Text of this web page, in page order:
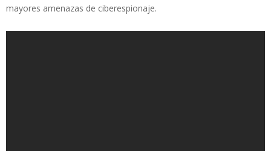
mayores amenazas de ciberespionaje.